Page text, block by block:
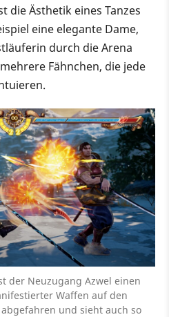
die Ästhetik eines Tanzes
eine elegante Dame,
durch die Arena
Fähnchen, die jede
der Neuzugang Azwel einen
Waffen auf den
und sieht auch so